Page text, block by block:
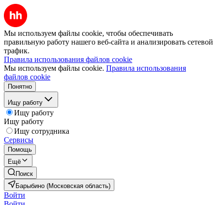
Мы используем файлы cookie, чтобы обеспечивать
правильную работу нашего веб-сайта и анализировать сетевой
трафик.
Правила использования файлов cookie
Мы используем файлы cookie. Правила использования
файлов cookie
Понятно
Ищу работу
Ищу работу
Ищу работу
Ищу сотрудника
Сервисы
Помощь
Ещё
Поиск
Барыбино (Московская область)
Войти